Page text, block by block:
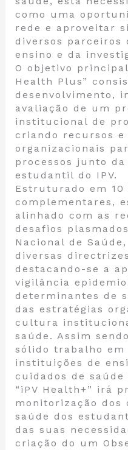
como uma
rede e aproveitar
diversos parceiros
ensino e da
O objetivo
Health Plus”
desenvolvimento,
avaliação de um
institucional de
criando recursos
organizacionais
processos junto
estudantil do IPV.
Estruturado em 10
complementares,
alinhado com as
desafios
Nacional de
diversas
destacando-se a
vigilância
determinantes de
das estratégias
cultura
saúde. Assim
sólido trabalho em
instituições de
cuidados de
“iPV Health+” irá
monitorização dos
saúde dos
das suas
criação do um